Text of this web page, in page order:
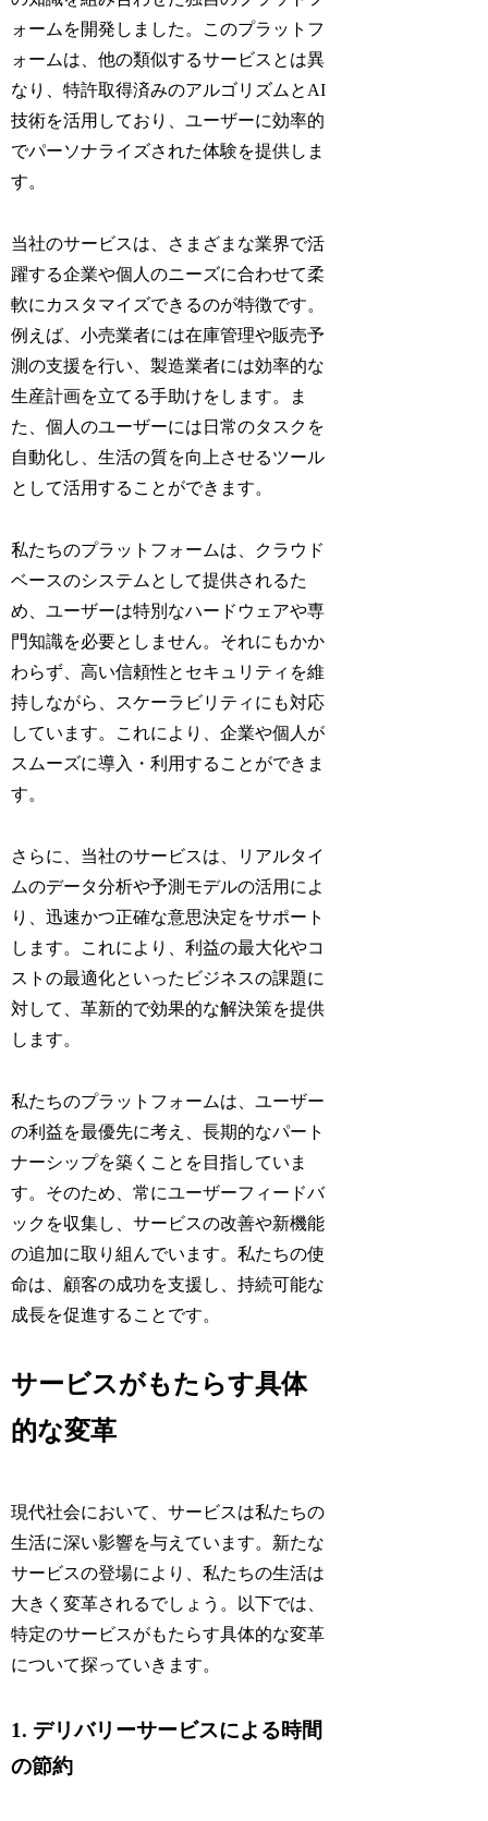
ォームを開発しました。このプラットフ
ォームは、他の類似するサービスとは異
なり、特許取得済みのアルゴリズムとAI
技術を活用しており、ユーザーに効率的
でパーソナライズされた体験を提供しま
す。
当社のサービスは、さまざまな業界で活
躍する企業や個人のニーズに合わせて柔
軟にカスタマイズできるのが特徴です。
例えば、小売業者には在庫管理や販売予
測の支援を行い、製造業者には効率的な
生産計画を立てる手助けをします。ま
た、個人のユーザーには日常のタスクを
自動化し、生活の質を向上させるツール
として活用することができます。
私たちのプラットフォームは、クラウド
ベースのシステムとして提供されるた
め、ユーザーは特別なハードウェアや専
門知識を必要としません。それにもかか
わらず、高い信頼性とセキュリティを維
持しながら、スケーラビリティにも対応
しています。これにより、企業や個人が
スムーズに導入・利用することができま
す。
さらに、当社のサービスは、リアルタイ
ムのデータ分析や予測モデルの活用によ
り、迅速かつ正確な意思決定をサポート
します。これにより、利益の最大化やコ
ストの最適化といったビジネスの課題に
対して、革新的で効果的な解決策を提供
します。
私たちのプラットフォームは、ユーザー
の利益を最優先に考え、長期的なパート
ナーシップを築くことを目指していま
す。そのため、常にユーザーフィードバ
ックを収集し、サービスの改善や新機能
の追加に取り組んでいます。私たちの使
命は、顧客の成功を支援し、持続可能な
成長を促進することです。
サービスがもたらす具体
的な変革
現代社会において、サービスは私たちの
生活に深い影響を与えています。新たな
サービスの登場により、私たちの生活は
大きく変革されるでしょう。以下では、
特定のサービスがもたらす具体的な変革
について探っていきます。
1. デリバリーサービスによる時間
の節約